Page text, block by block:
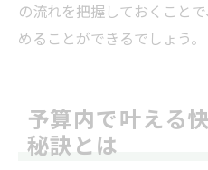
の流れを把握しておくこと
めることができるでしょう。
予算内で叶える
秘訣とは